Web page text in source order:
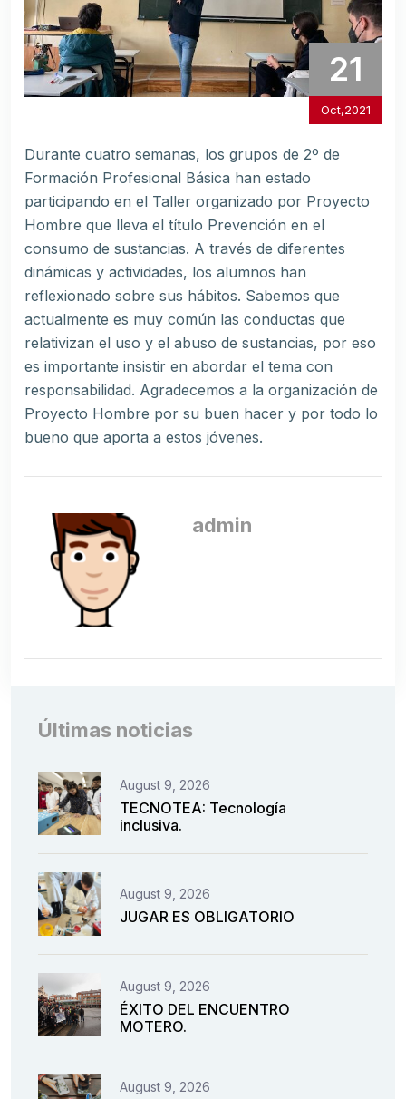
21
Oct,2021
Durante cuatro semanas, los grupos de 2º de
Formación Profesional Básica han estado
participando en el Taller organizado por Proyecto
Hombre que lleva el título Prevención en el
consumo de sustancias. A través de diferentes
dinámicas y actividades, los alumnos han
reflexionado sobre sus hábitos. Sabemos que
actualmente es muy común las conductas que
relativizan el uso y el abuso de sustancias, por eso
es importante insistir en abordar el tema con
responsabilidad. Agradecemos a la organización de
Proyecto Hombre por su buen hacer y por todo lo
bueno que aporta a estos jóvenes.
admin
Últimas noticias
August 9, 2026
TECNOTEA: Tecnología
inclusiva.
August 9, 2026
JUGAR ES OBLIGATORIO
August 9, 2026
ÉXITO DEL ENCUENTRO
MOTERO.
August 9, 2026